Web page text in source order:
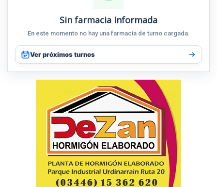
Sin farmacia informada
En este momento no hay una farmacia de turno cargada.
Ver próximos turnos